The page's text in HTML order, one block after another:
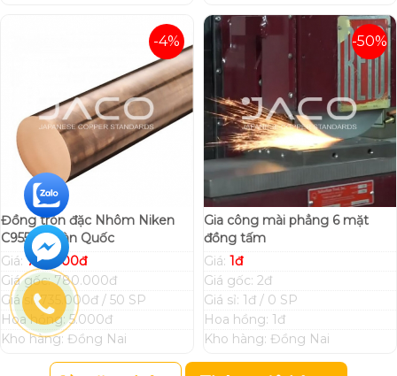
-4%
Đồng tròn đặc Nhôm Niken
C95500 Hàn Quốc
Giá:750.000đ
Giá gốc: 780.000đ
Giá sỉ: 735.000đ / 50 SP
Hoa hồng: 5.000đ
Kho hàng: Đồng Nai
-50%
Gia công mài phẳng 6 mặt
đồng tấm
Giá: 1đ
Giá gốc: 2đ
Giá sỉ: 1đ / 0 SP
Hoa hồng: 1đ
Kho hàng: Đồng Nai